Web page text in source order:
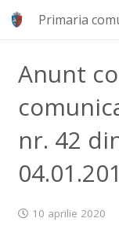
Primaria
Anunt
nr. 42
10 aprilie 2020